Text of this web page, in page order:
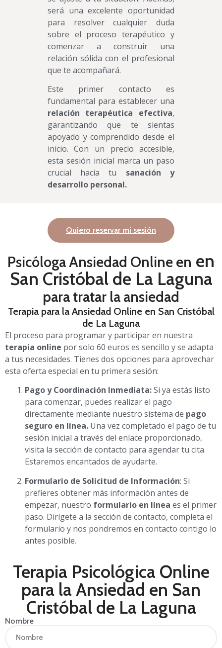
será una excelente oportunidad
para resolver cualquier duda
sobre el proceso terapéutico y
comenzar a construir una
relación sólida con el profesional
que te acompañará.
Este primer contacto es
fundamental para establecer una
relación terapéutica efectiva,
garantizando que te sientas
apoyado y comprendido desde el
inicio. Con un precio accesible,
esta sesión inicial marca un paso
crucial hacia tu sanación y
desarrollo personal.
Quiero reservar mi sesión
Psicóloga Ansiedad Online en en
San Cristóbal de La Laguna
para tratar la ansiedad
Terapia para la Ansiedad Online en San Cristóbal
de La Laguna
El proceso para programar y participar en nuestra
terapia online por solo 60 euros es sencillo y se adapta
a tus necesidades. Tienes dos opciones para aprovechar
esta oferta especial en tu primera sesión:
Pago y Coordinación Inmediata:Si ya estás listo
para comenzar, puedes realizar el pago
directamente mediante nuestro sistema de pago
seguro en línea. Una vez completado el pago de tu
sesión inicial a través del enlace proporcionado,
visita la sección de contacto para agendar tu cita.
Estaremos encantados de ayudarte.
Formulario de Solicitud de Información: Si
prefieres obtener más información antes de
empezar, nuestro formulario en línea es el primer
paso. Dirígete a la sección de contacto, completa el
formulario y nos pondremos en contacto contigo lo
antes posible.
Terapia Psicológica Online
para la Ansiedad en San
Cristóbal de La Laguna
Nombre